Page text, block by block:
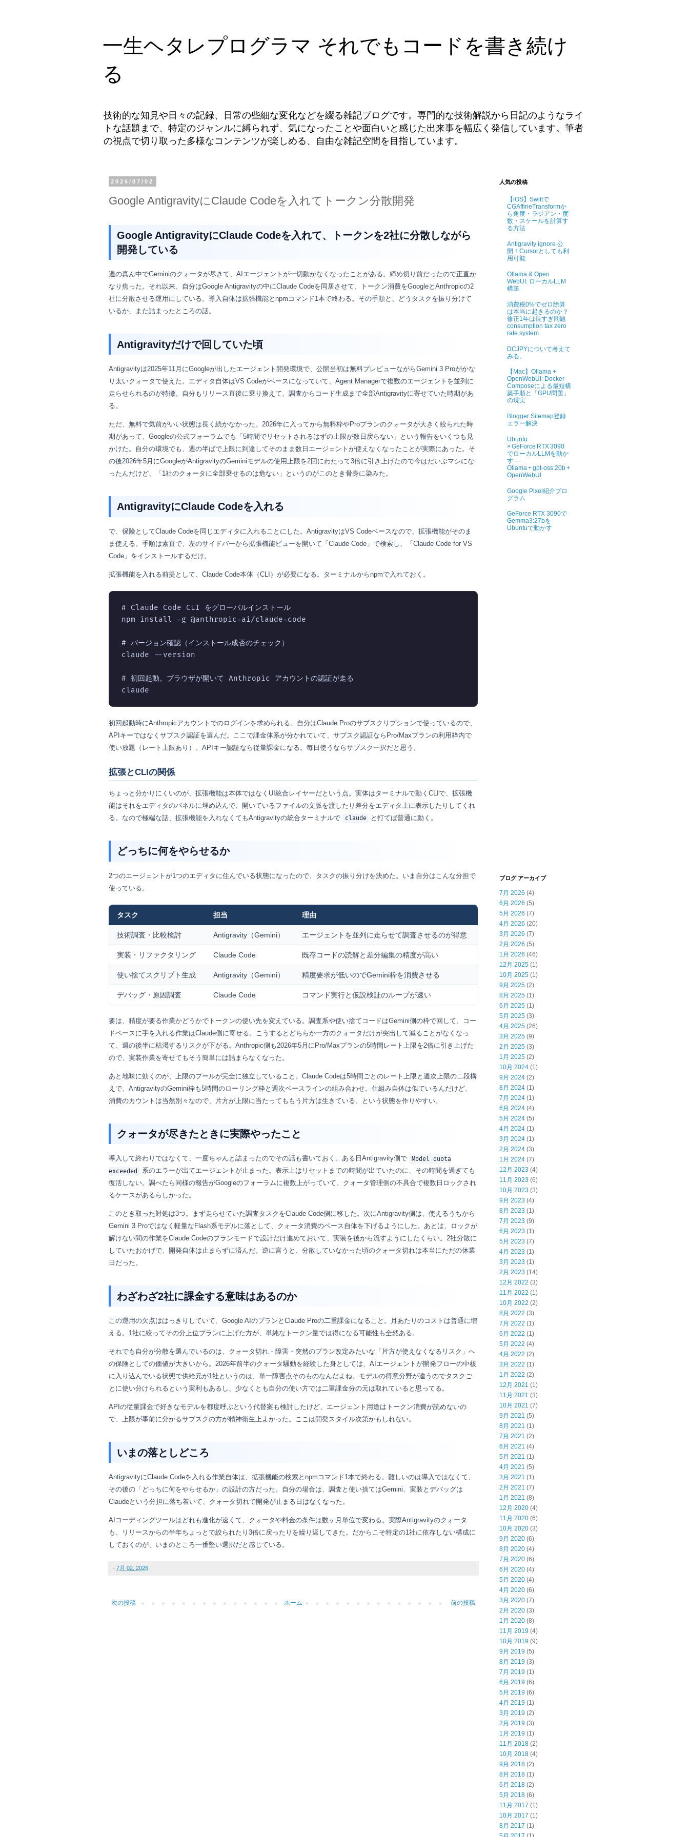
一生ヘタレプログラマ それでもコードを書き続け
る
技術的な知見や日々の記録、日常の些細な変化などを綴る雑記ブログです。専門的な技術解説から日記のようなライ
トな話題まで、特定のジャンルに縛られず、気になったことや面白いと感じた出来事を幅広く発信しています。筆者
の視点で切り取った多様なコンテンツが楽しめる、自由な雑記空間を目指しています。
2026/07/02
Google AntigravityにClaude Codeを入れてトークン分散開発
Google AntigravityにClaude Codeを入れて、トークンを2社に分散しながら
開発している
週の真ん中でGeminiのクォータが尽きて、AIエージェントが一切動かなくなったことがある。締め切り前だったので正直か
なり焦った。それ以来、自分はGoogle Antigravityの中にClaude Codeを同居させて、トークン消費をGoogleとAnthropicの2
社に分散させる運用にしている。導入自体は拡張機能とnpmコマンド1本で終わる。その手順と、どうタスクを振り分けて
いるか、また詰まったところの話。
Antigravityだけで回していた頃
Antigravityは2025年11月にGoogleが出したエージェント開発環境で、公開当初は無料プレビューながらGemini 3 Proがかな
り太いクォータで使えた。エディタ自体はVS Codeがベースになっていて、Agent Managerで複数のエージェントを並列に
走らせられるのが特徴。自分もリリース直後に乗り換えて、調査からコード生成まで全部Antigravityに寄せていた時期があ
る。
ただ、無料で気前がいい状態は長く続かなかった。2026年に入ってから無料枠やProプランのクォータが大きく絞られた時
期があって、Googleの公式フォーラムでも「5時間でリセットされるはずの上限が数日戻らない」という報告をいくつも見
かけた。自分の環境でも、週の半ばで上限に到達してそのまま数日エージェントが使えなくなったことが実際にあった。そ
の後2026年5月にGoogleがAntigravityのGeminiモデルの使用上限を2回にわたって3倍に引き上げたので今はだいぶマシにな
ったんだけど、「1社のクォータに全部乗せるのは危ない」というのがこのとき骨身に染みた。
AntigravityにClaude Codeを入れる
で、保険としてClaude Codeを同じエディタに入れることにした。AntigravityはVS Codeベースなので、拡張機能がそのま
ま使える。手順は素直で、左のサイドバーから拡張機能ビューを開いて「Claude Code」で検索し、「Claude Code for VS
Code」をインストールするだけ。
拡張機能を入れる前提として、Claude Code本体（CLI）が必要になる。ターミナルからnpmで入れておく。
# Claude Code CLI をグローバルインストール
npm install -g @anthropic-ai/claude-code
# バージョン確認（インストール成否のチェック）
claude --version
# 初回起動。ブラウザが開いて Anthropic アカウントの認証が走る
claude
初回起動時にAnthropicアカウントでのログインを求められる。自分はClaude Proのサブスクリプションで使っているので、
APIキーではなくサブスク認証を選んだ。ここで課金体系が分かれていて、サブスク認証ならPro/Maxプランの利用枠内で
使い放題（レート上限あり）、APIキー認証なら従量課金になる。毎日使うならサブスク一択だと思う。
拡張とCLIの関係
ちょっと分かりにくいのが、拡張機能は本体ではなくUI統合レイヤーだという点。実体はターミナルで動くCLIで、拡張機
能はそれをエディタのパネルに埋め込んで、開いているファイルの文脈を渡したり差分をエディタ上に表示したりしてくれ
る。なので極端な話、拡張機能を入れなくてもAntigravityの統合ターミナルで
claude と打てば普通に動く。
どっちに何をやらせるか
2つのエージェントが1つのエディタに住んでいる状態になったので、タスクの振り分けを決めた。いま自分はこんな分担で
使っている。
タスク 担当 理由
技術調査・比較検討 Antigravity（Gemini） エージェントを並列に走らせて調査させるのが得意
実装・リファクタリング Claude Code 既存コードの読解と差分編集の精度が高い
使い捨てスクリプト生成 Antigravity（Gemini） 精度要求が低いのでGemini枠を消費させる
デバッグ・原因調査 Claude Code コマンド実行と仮説検証のループが速い
要は、精度が要る作業かどうかでトークンの使い先を変えている。調査系や使い捨てコードはGemini側の枠で回して、コー
ドベースに手を入れる作業はClaude側に寄せる。こうするとどちらか一方のクォータだけが突出して減ることがなくなっ
て、週の後半に枯渇するリスクが下がる。Anthropic側も2026年5月にPro/Maxプランの5時間レート上限を2倍に引き上げた
ので、実装作業を寄せてもそう簡単には詰まらなくなった。
あと地味に効くのが、上限のプールが完全に独立していること。Claude Codeは5時間ごとのレート上限と週次上限の二段構
えで、AntigravityのGemini枠も5時間のローリング枠と週次ベースラインの組み合わせ。仕組み自体は似ているんだけど、
消費のカウントは当然別々なので、片方が上限に当たってももう片方は生きている、という状態を作りやすい。
クォータが尽きたときに実際やったこと
導入して終わりではなくて、一度ちゃんと詰まったのでその話も書いておく。ある日Antigravity側で Model quota
exceeded
系のエラーが出てエージェントが止まった。表示上はリセットまでの時間が出ていたのに、その時間を過ぎても
復活しない。調べたら同様の報告がGoogleのフォーラムに複数上がっていて、クォータ管理側の不具合で複数日ロックされ
るケースがあるらしかった。
このとき取った対処は3つ。まず走らせていた調査タスクをClaude Code側に移した。次にAntigravity側は、使えるうちから
Gemini 3 Proではなく軽量なFlash系モデルに落として、クォータ消費のペース自体を下げるようにした。あとは、ロックが
解けない間の作業をClaude Codeのプランモードで設計だけ進めておいて、実装を後から流すようにしたくらい。2社分散に
していたおかげで、開発自体は止まらずに済んだ。逆に言うと、分散していなかった頃のクォータ切れは本当にただの休業
日だった。
わざわざ2社に課金する意味はあるのか
この運用の欠点ははっきりしていて、Google AIのプランとClaude Proの二重課金になること。月あたりのコストは普通に増
える。1社に絞ってその分上位プランに上げた方が、単純なトークン量では得になる可能性も全然ある。
それでも自分が分散を選んでいるのは、クォータ切れ・障害・突然のプラン改定みたいな「片方が使えなくなるリスク」へ
の保険としての価値が大きいから。2026年前半のクォータ騒動を経験した身としては、AIエージェントが開発フローの中核
に入り込んでいる状態で供給元が1社というのは、単一障害点そのものなんだよね。モデルの得意分野が違うのでタスクご
とに使い分けられるという実利もあるし、少なくとも自分の使い方では二重課金分の元は取れていると思ってる。
APIの従量課金で好きなモデルを都度呼ぶという代替案も検討したけど、エージェント用途はトークン消費が読めないの
で、上限が事前に分かるサブスクの方が精神衛生上よかった。ここは開発スタイル次第かもしれない。
いまの落としどころ
AntigravityにClaude Codeを入れる作業自体は、拡張機能の検索とnpmコマンド1本で終わる。難しいのは導入ではなくて、
その後の「どっちに何をやらせるか」の設計の方だった。自分の場合は、調査と使い捨てはGemini、実装とデバッグは
Claudeという分担に落ち着いて、クォータ切れで開発が止まる日はなくなった。
AIコーディングツールはどれも進化が速くて、クォータや料金の条件は数ヶ月単位で変わる。実際Antigravityのクォータ
も、リリースからの半年ちょっとで絞られたり3倍に戻ったりを繰り返してきた。だからこそ特定の1社に依存しない構成に
しておくのが、いまのところ一番堅い選択だと感じている。
- 7月 02, 2026
次の投稿 前の投稿
ホーム
人気の投稿
【iOS】Swiftで
CGAffineTransformか
ら角度・ラジアン・度
数・スケールを計算す
る方法
Antigravity ignore 公
開！Cursorとしても利
用可能
Ollama & Open
WebUI: ローカルLLM
構築
消費税0%でゼロ除算
は本当に起きるのか？
修正1年は長すぎ問題
consumption tax zero
rate system
DCJPYについて考えて
みる。
【Mac】Ollama +
OpenWebUI: Docker
Composeによる最短構
築手順と「GPU問題」
の現実
Blogger Sitemap登録
エラー解決
Ubuntu
× GeForce RTX 3090
でローカルLLMを動か
す ―
Ollama + gpt‑oss:20b +
OpenWebUI
Google Pixel紹介プロ
グラム
GeForce RTX 3090で
Gemma3:27bを
Ubuntuで動かす
ブログ アーカイブ
7月 2026 (4)
6月 2026 (5)
5月 2026 (7)
4月 2026 (20)
3月 2026 (7)
2月 2026 (5)
1月 2026 (46)
12月 2025 (1)
10月 2025 (1)
9月 2025 (2)
8月 2025 (1)
6月 2025 (1)
5月 2025 (3)
4月 2025 (26)
3月 2025 (9)
2月 2025 (3)
1月 2025 (2)
10月 2024 (1)
9月 2024 (2)
8月 2024 (1)
7月 2024 (1)
6月 2024 (4)
5月 2024 (5)
4月 2024 (1)
3月 2024 (1)
2月 2024 (3)
1月 2024 (7)
12月 2023 (4)
11月 2023 (6)
10月 2023 (3)
9月 2023 (4)
8月 2023 (1)
7月 2023 (9)
6月 2023 (1)
5月 2023 (7)
4月 2023 (1)
3月 2023 (1)
2月 2023 (14)
12月 2022 (3)
11月 2022 (1)
10月 2022 (2)
8月 2022 (3)
7月 2022 (1)
6月 2022 (1)
5月 2022 (4)
4月 2022 (2)
3月 2022 (1)
1月 2022 (2)
12月 2021 (1)
11月 2021 (3)
10月 2021 (7)
9月 2021 (5)
8月 2021 (1)
7月 2021 (2)
6月 2021 (4)
5月 2021 (1)
4月 2021 (5)
3月 2021 (1)
2月 2021 (7)
1月 2021 (8)
12月 2020 (4)
11月 2020 (6)
10月 2020 (3)
9月 2020 (6)
8月 2020 (4)
7月 2020 (6)
6月 2020 (4)
5月 2020 (4)
4月 2020 (6)
3月 2020 (7)
2月 2020 (3)
1月 2020 (8)
11月 2019 (4)
10月 2019 (9)
9月 2019 (5)
8月 2019 (3)
7月 2019 (1)
6月 2019 (6)
5月 2019 (6)
4月 2019 (1)
3月 2019 (2)
2月 2019 (3)
1月 2019 (1)
11月 2018 (2)
10月 2018 (4)
9月 2018 (2)
8月 2018 (1)
6月 2018 (2)
5月 2018 (6)
11月 2017 (1)
10月 2017 (1)
8月 2017 (1)